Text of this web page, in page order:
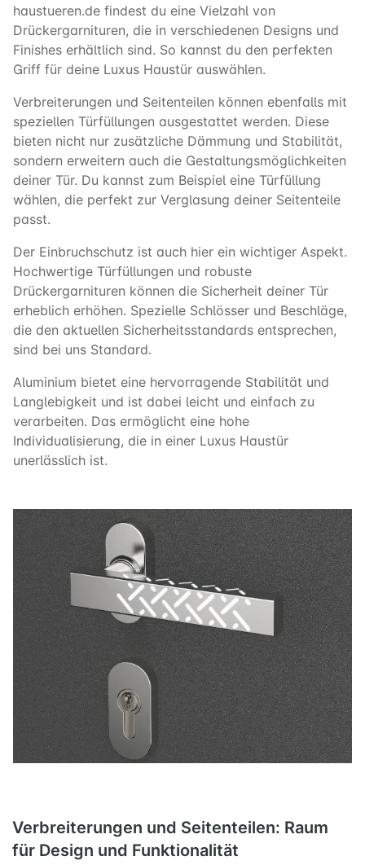
haustueren.de findest du eine Vielzahl von
Drückergarnituren, die in verschiedenen Designs und
Finishes erhältlich sind. So kannst du den perfekten
Griff für deine Luxus Haustür auswählen.
Verbreiterungen und Seitenteilen können ebenfalls mit
speziellen Türfüllungen ausgestattet werden. Diese
bieten nicht nur zusätzliche Dämmung und Stabilität,
sondern erweitern auch die Gestaltungsmöglichkeiten
deiner Tür. Du kannst zum Beispiel eine Türfüllung
wählen, die perfekt zur Verglasung deiner Seitenteile
passt.
Der Einbruchschutz ist auch hier ein wichtiger Aspekt.
Hochwertige Türfüllungen und robuste
Drückergarnituren können die Sicherheit deiner Tür
erheblich erhöhen. Spezielle Schlösser und Beschläge,
die den aktuellen Sicherheitsstandards entsprechen,
sind bei uns Standard.
Aluminium bietet eine hervorragende Stabilität und
Langlebigkeit und ist dabei leicht und einfach zu
verarbeiten. Das ermöglicht eine hohe
Individualisierung, die in einer Luxus Haustür
unerlässlich ist.
Verbreiterungen und Seitenteilen: Raum
für Design und Funktionalität